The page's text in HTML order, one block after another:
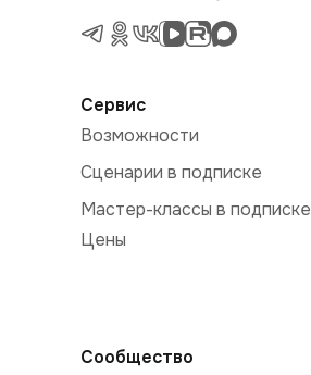
Сообщество
Сервис
Возможности
Сценарии в подписке
Мастер-классы в подписке
Цены